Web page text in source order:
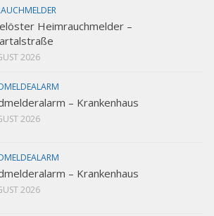
Heimrauchmelder –
2026
– Krankenhaus
2026
– Krankenhaus
2026